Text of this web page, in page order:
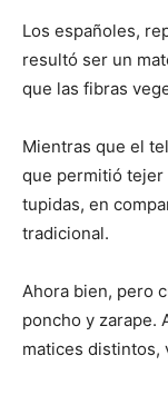
Los españoles,
resultó ser un
que las fibras
Mientras que el
que permitió tejer
tupidas, en
tradicional.
Ahora bien, pero
poncho y zarape.
matices distintos,